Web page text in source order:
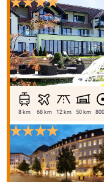
8 km 68 km 12 km 50 km